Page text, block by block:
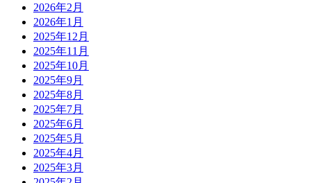
2026年2月
2026年1月
2025年12月
2025年11月
2025年10月
2025年9月
2025年8月
2025年7月
2025年6月
2025年5月
2025年4月
2025年3月